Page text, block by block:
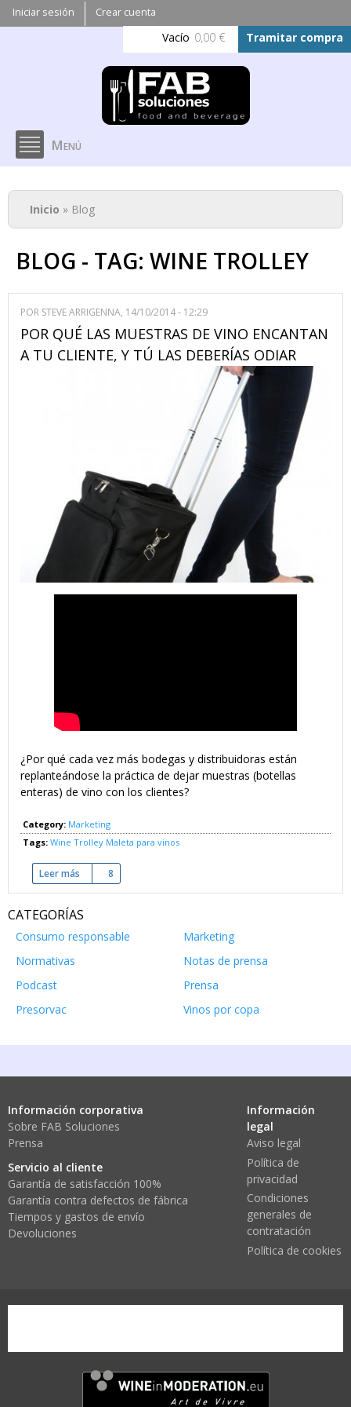
Pasar al
contenido
principal
Iniciar sesión Crear cuenta
Vacío 0,00 € Tramitar compra
Menú
Se encuentra usted aquí
Inicio » Blog
BLOG - TAG: WINE TROLLEY
POR STEVE ARRIGENNA, 14/10/2014 - 12:29
POR QUÉ LAS MUESTRAS DE VINO ENCANTAN
A TU CLIENTE, Y TÚ LAS DEBERÍAS ODIAR
¿Por qué cada vez más bodegas y distribuidoras están
replanteándose la práctica de dejar muestras (botellas
enteras) de vino con los clientes?
Category: Marketing
Tags: Wine Trolley Maleta para vinos
Leer más sobre Por qué las muestras de vino encantan a tu cliente, y
8
CATEGORÍAS
Consumo responsable
Marketing
Normativas
Notas de prensa
Podcast
Prensa
Presorvac
Vinos por copa
Información corporativa
Sobre FAB Soluciones
Prensa
Servicio al cliente
Garantía de satisfacción 100%
Garantía contra defectos de fábrica
Tiempos y gastos de envío
Devoluciones
Información
legal
Aviso legal
Política de
privacidad
Condiciones
generales de
contratación
Política de cookies
wine-in-moderation1.png